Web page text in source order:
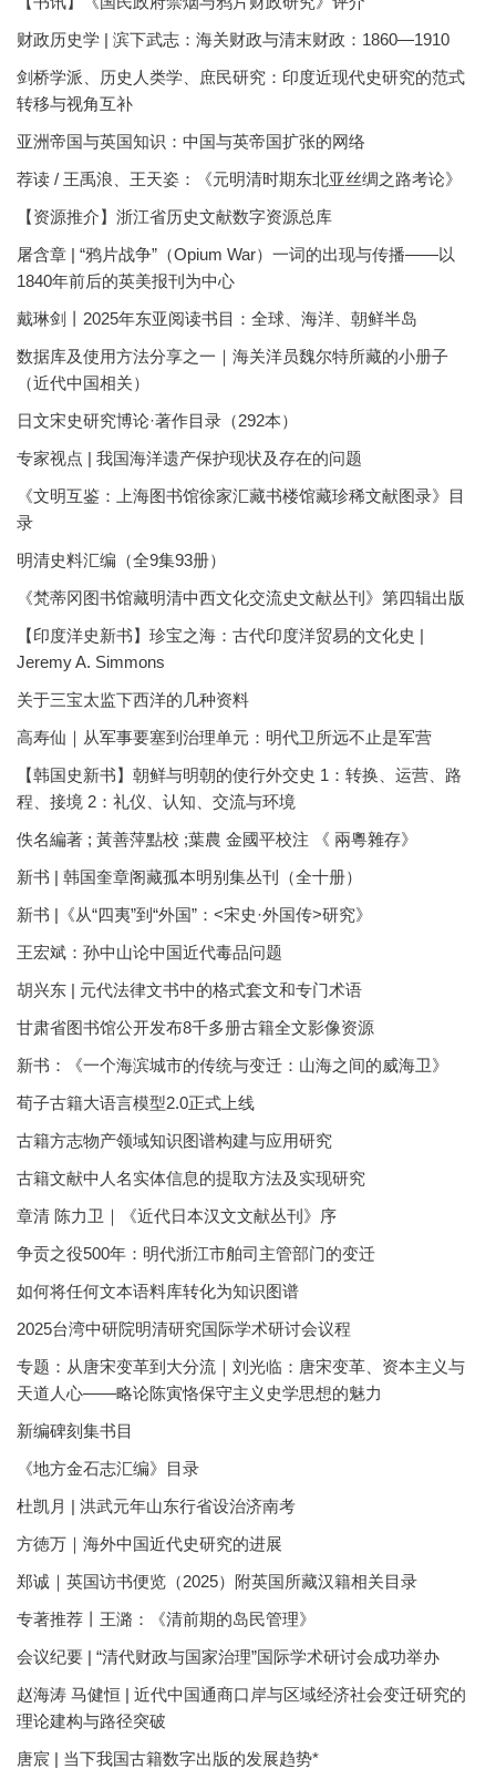
财政历史学 | 滨下武志：海关财政与清末财政：1860—1910
剑桥学派、历史人类学、庶民研究：印度近现代史研究的范式
转移与视角互补
亚洲帝国与英国知识：中国与英帝国扩张的网络
荐读 / 王禹浪、王天姿：《元明清时期东北亚丝绸之路考论》
【资源推介】浙江省历史文献数字资源总库
屠含章 | “鸦片战争”（Opium War）一词的出现与传播——以
1840年前后的英美报刊为中心
戴琳剑丨2025年东亚阅读书目：全球、海洋、朝鲜半岛
数据库及使用方法分享之一｜海关洋员魏尔特所藏的小册子
（近代中国相关）
日文宋史研究博论·著作目录（292本）
专家视点 | 我国海洋遗产保护现状及存在的问题
《文明互鉴：上海图书馆徐家汇藏书楼馆藏珍稀文献图录》目
录
明清史料汇编（全9集93册）
《梵蒂冈图书馆藏明清中西文化交流史文献丛刊》第四辑出版
【印度洋史新书】珍宝之海：古代印度洋贸易的文化史 |
Jeremy A. Simmons
关于三宝太监下西洋的几种资料
高寿仙｜从军事要塞到治理单元：明代卫所远不止是军营
【韩国史新书】朝鲜与明朝的使行外交史 1：转换、运营、路
程、接境 2：礼仪、认知、交流与环境
佚名編著 ; 黃善萍點校 ;葉農 金國平校注 《 兩粵雜存》
新书 | 韩国奎章阁藏孤本明别集丛刊（全十册）
新书 |《从“四夷”到“外国”：<宋史·外国传>研究》
王宏斌：孙中山论中国近代毒品问题
胡兴东 | 元代法律文书中的格式套文和专门术语
甘肃省图书馆公开发布8千多册古籍全文影像资源
新书：《一个海滨城市的传统与变迁：山海之间的威海卫》
荀子古籍大语言模型2.0正式上线
古籍方志物产领域知识图谱构建与应用研究
古籍文献中人名实体信息的提取方法及实现研究
章清 陈力卫｜《近代日本汉文文献丛刊》序
争贡之役500年：明代浙江市舶司主管部门的变迁
如何将任何文本语料库转化为知识图谱
2025台湾中研院明清研究国际学术研讨会议程
专题：从唐宋变革到大分流｜刘光临：唐宋变革、资本主义与
天道人心——略论陈寅恪保守主义史学思想的魅力
新编碑刻集书目
《地方金石志汇编》目录
杜凯月 | 洪武元年山东行省设治济南考
方徳万｜海外中国近代史研究的进展
郑诚｜英国访书便览（2025）附英国所藏汉籍相关目录
专著推荐丨王潞：《清前期的岛民管理》
会议纪要 | “清代财政与国家治理”国际学术研讨会成功举办
赵海涛 马健恒 | 近代中国通商口岸与区域经济社会变迁研究的
理论建构与路径突破
唐宸 | 当下我国古籍数字出版的发展趋势*